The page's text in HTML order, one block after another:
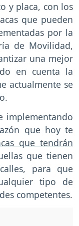
y placa, con los
que pueden
por la
de Movilidad,
una mejor
en cuenta la
actualmente se
implementando
que hoy te
que tendrán
que tienen
para que
tipo de
competentes.